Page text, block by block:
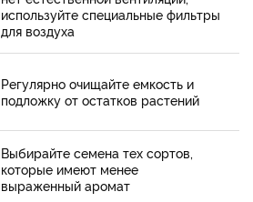
используйте специальные фильтры
для воздуха
Регулярно очищайте емкость и
подложку от остатков растений
Выбирайте семена тех сортов,
которые имеют менее
выраженный аромат